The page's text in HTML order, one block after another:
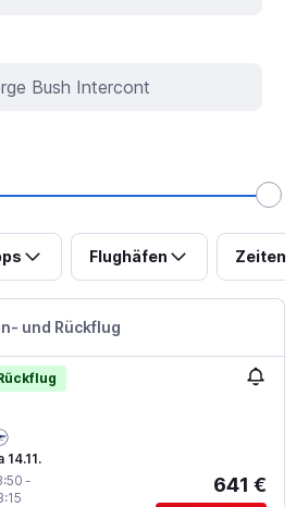
Flughäfen Zeiten
und Rückflug
14.11.
-
641 €